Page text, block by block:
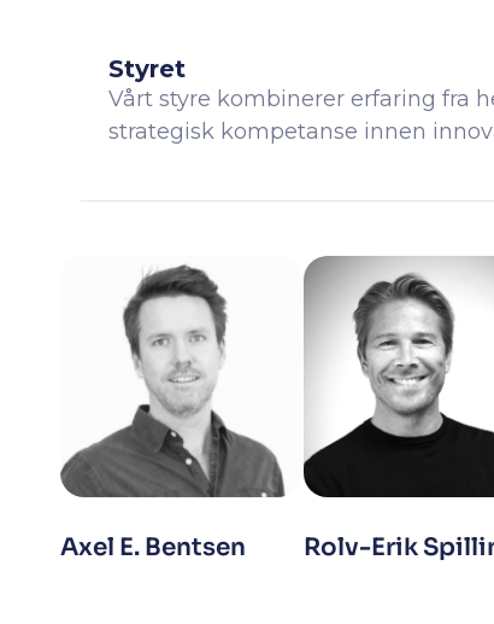
Styret
Vårt styre kombinerer erfaring fra
strategisk kompetanse innen
Axel E. Bentsen Rolv-Erik